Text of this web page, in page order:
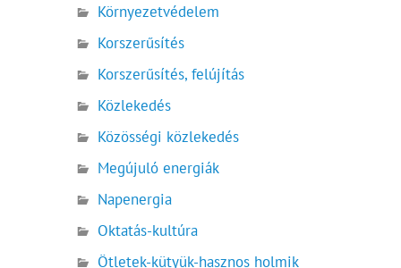
Környezetvédelem
Korszerűsítés
Korszerűsítés, felújítás
Közlekedés
Közösségi közlekedés
Megújuló energiák
Napenergia
Oktatás-kultúra
Ötletek-kütyük-hasznos holmik